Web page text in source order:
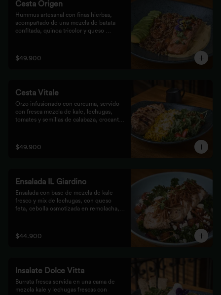
Cesta Origen
Hummus artesanal con finas hierbas,
acompañado de una mezcla de batata
confitada, quinoa tricolor y queso
$49.900
Cesta Vitale
Orzo infusionado con cúrcuma, servido
con fresca mezcla de kale, lechugas,
tomates y semillas de calabaza, crocante
$49.900
Ensalada IL Giardino
Ensalada con base de mezcla de kale
fresco y mix de lechugas, con queso
feta, cebolla osmotizada en remolacha,
Pollo Romero y finalizada con cipolla
corcante.
$44.900
Insalate Dolce Vitta
Burrata fresca servida en una cama de
mezcla kale y lechugas frescas con